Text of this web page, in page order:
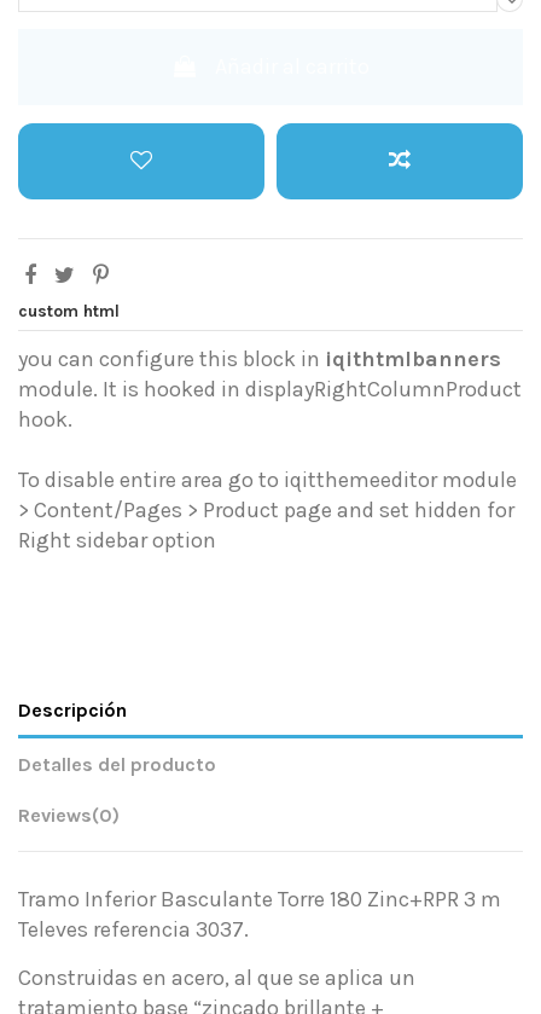
custom html
you can configure this block in iqithtmlbanners
module. It is hooked in displayRightColumnProduct
hook.
To disable entire area go to iqitthemeeditor module
> Content/Pages > Product page and set hidden for
Right sidebar option
Descripción
Detalles del producto
Reviews(0)
Tramo Inferior Basculante Torre 180 Zinc+RPR 3 m
Televes referencia 3037.
Construidas en acero, al que se aplica un
tratamiento base “zincado brillante +